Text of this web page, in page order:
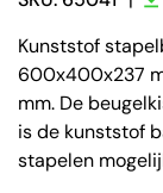
Kunststof
600x400x237
mm. De
is de kunststof
stapelen